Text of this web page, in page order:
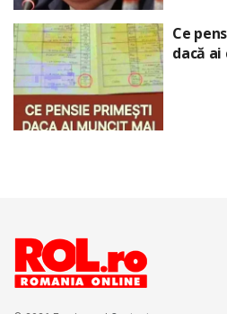
Ce
dacă ai